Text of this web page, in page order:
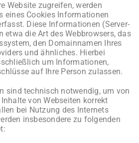
Website zugreifen, werden
eines Cookies Informationen
Diese Informationen (Server-
etwa die Art des Webbrowsers, das
den Domainnamen Ihres
und ähnliches. Hierbei
um Informationen,
auf Ihre Person zulassen.
sind technisch notwendig, um von
von Webseiten korrekt
bei Nutzung des Internets
insbesondere zu folgenden